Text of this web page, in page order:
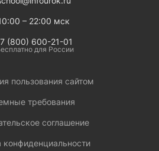
– 22:00 мск
(800) 600-21-01
для России
пользования сайтом
требования
соглашение
конфиденциальности